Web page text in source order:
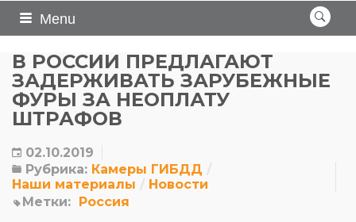
Menu
В РОССИИ ПРЕДЛАГАЮТ
ЗАДЕРЖИВАТЬ ЗАРУБЕЖНЫЕ
ФУРЫ ЗА НЕОПЛАТУ
ШТРАФОВ
02.10.2019
Рубрика: Камеры ГИБДД
Наши материалы
Новости
Метки: Россия